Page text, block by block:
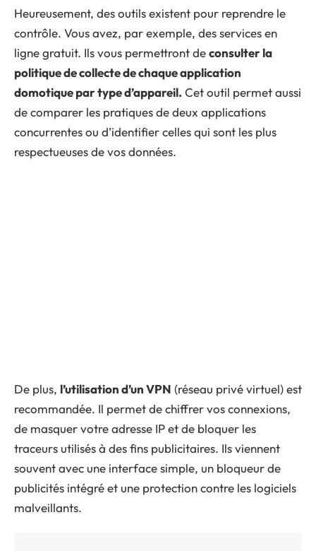
Heureusement, des outils existent pour reprendre le
contrôle. Vous avez, par exemple, des services en
ligne gratuit. Ils vous permettront deconsulter la
politique de collecte de chaque application
domotique par type d’appareil. Cet outil permet aussi
de comparer les pratiques de deux applications
concurrentes ou d’identifier celles qui sont les plus
respectueuses de vos données.
De plus, l’utilisation d’un VPN (réseau privé virtuel) est
recommandée. Il permet de chiffrer vos connexions,
de masquer votre adresse IP et de bloquer les
traceurs utilisés à des fins publicitaires. Ils viennent
souvent avec une interface simple, un bloqueur de
publicités intégré et une protection contre les logiciels
malveillants.